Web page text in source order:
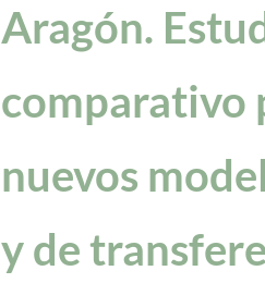
Aragón.
comparativo
nuevos
y de